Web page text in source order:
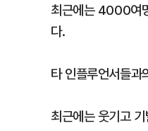
최근에는 4000여
다.
타 인플루언서들과
최근에는 웃기고